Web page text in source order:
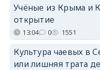
Учёные из Крыма и
открытие
13:04 0 1551
Культура чаевых в
или лишняя трата